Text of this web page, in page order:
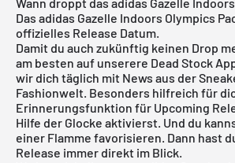
Das adidas Gazelle Indoors Olympics
offizielles Release Datum.
Damit du auch zukünftig keinen Drop
am besten auf unserere Dead Stock
wir dich täglich mit News aus der
Fashionwelt. Besonders hilfreich für
Erinnerungsfunktion für Upcoming
Hilfe der Glocke aktivierst. Und du
einer Flamme favorisieren. Dann hast
Release immer direkt im Blick.